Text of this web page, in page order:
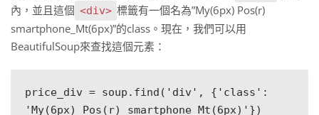
內，並且這個 <div> 標籤有一個名為”My(6px) Pos(r)
smartphone_Mt(6px)”的class。現在，我們可以用
BeautifulSoup來查找這個元素：
price_div = soup.find('div', {'class':